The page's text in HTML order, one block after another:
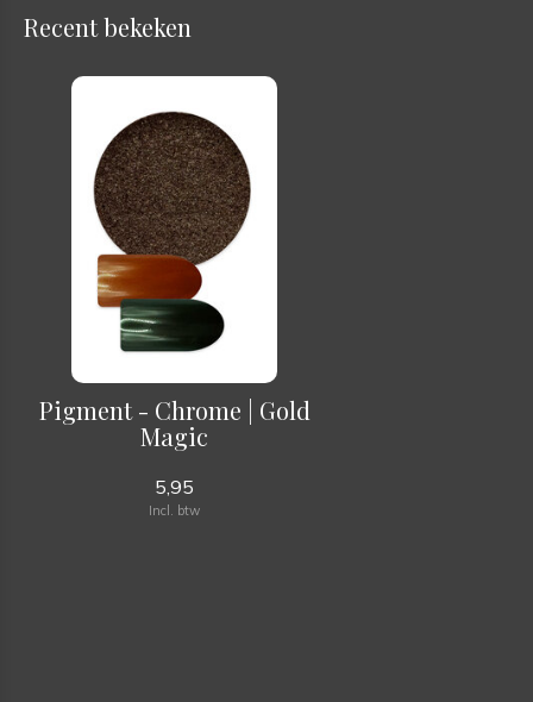
Recent bekeken
Pigment - Chrome | Gold
Magic
5,95
Incl. btw